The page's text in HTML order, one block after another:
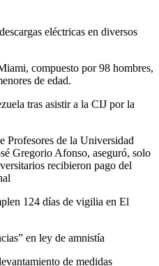
eléctricas en diversos
compuesto por 98 hombres,
de edad.
tras asistir a la CIJ por la
Profesores de la Universidad
Gregorio Afonso, aseguró, solo
recibieron pago del
124 días de vigilia en El
en ley de amnistía
de medidas